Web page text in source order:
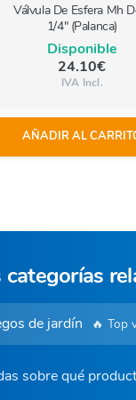
Válvula De Esfera Mh
1/4″ (Palanca)
Disponible
24.10€
IVA Incl.
AÑADIR AL
categorías
de jardín 🔥 Top
sobre qué